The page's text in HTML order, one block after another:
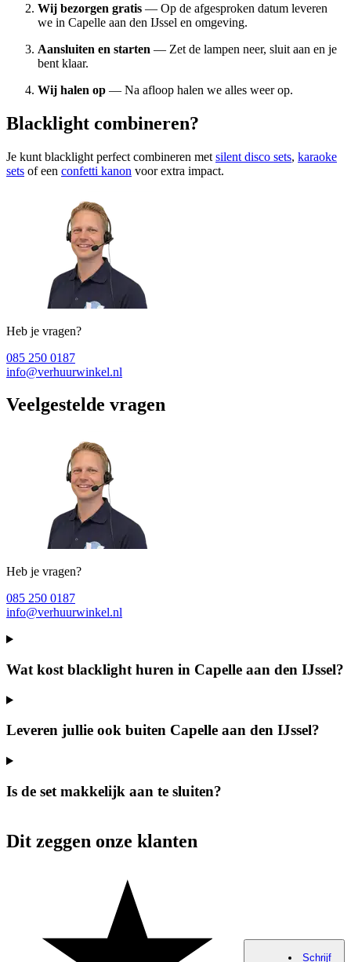
Wij bezorgen gratis — Op de afgesproken datum leveren
we in Capelle aan den IJssel en omgeving.
Aansluiten en starten — Zet de lampen neer, sluit aan en je
bent klaar.
Wij halen op — Na afloop halen we alles weer op.
Blacklight combineren?
Je kunt blacklight perfect combineren met silent disco sets, karaoke
sets of een confetti kanon voor extra impact.
Heb je vragen?
085 250 0187
info@verhuurwinkel.nl
Veelgestelde vragen
Heb je vragen?
085 250 0187
info@verhuurwinkel.nl
Wat kost blacklight huren in Capelle aan den IJssel?
Leveren jullie ook buiten Capelle aan den IJssel?
Is de set makkelijk aan te sluiten?
Dit zeggen onze klanten
Schrijf